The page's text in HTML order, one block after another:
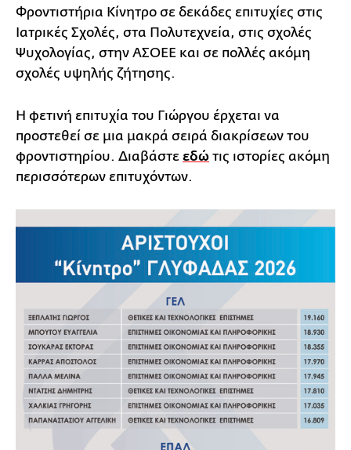
Φροντιστήρια Κίνητρο σε δεκάδες επιτυχίες στις
Ιατρικές Σχολές, στα Πολυτεχνεία, στις σχολές
Ψυχολογίας, στην ΑΣΟΕΕ και σε πολλές ακόμη
σχολές υψηλής ζήτησης.
Η φετινή επιτυχία του Γιώργου έρχεται να
προστεθεί σε μια μακρά σειρά διακρίσεων του
φροντιστηρίου. Διαβάστε εδώ τις ιστορίες ακόμη
περισσότερων επιτυχόντων.